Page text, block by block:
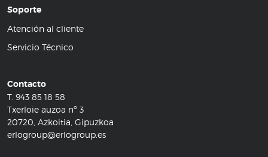
Soporte
Atención al cliente
Servicio Técnico
Contacto
T. 943 85 18 58
Txerloie auzoa nº 3
20720, Azkoitia, Gipuzkoa
erlogroup@erlogroup.es